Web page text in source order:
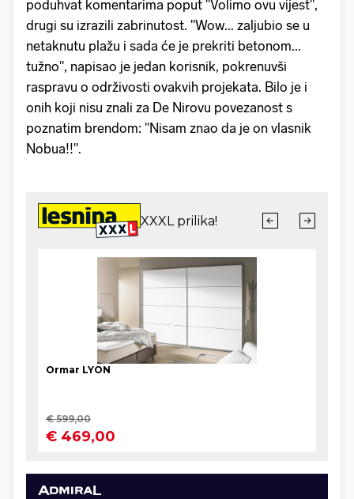
poduhvat komentarima poput "Volimo ovu vijest",
drugi su izrazili zabrinutost. "Wow... zaljubio se u
netaknutu plažu i sada će je prekriti betonom...
tužno", napisao je jedan korisnik, pokrenuvši
raspravu o održivosti ovakvih projekata. Bilo je i
onih koji nisu znali za De Nirovu povezanost s
poznatim brendom: "Nisam znao da je on vlasnik
Nobua!!".